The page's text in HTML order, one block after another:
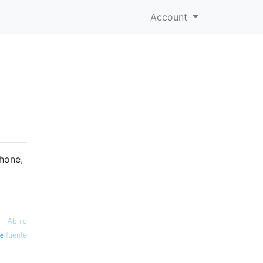
Account
Abhic
fuente